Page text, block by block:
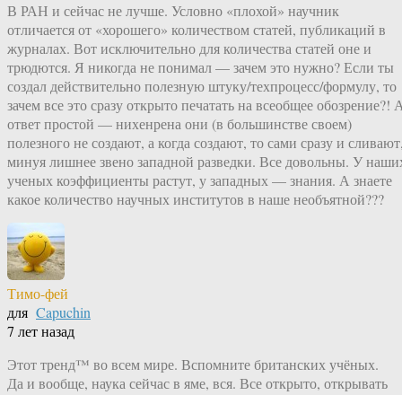
В РАН и сейчас не лучше. Условно «плохой» научник
отличается от «хорошего» количеством статей, публикаций в
журналах. Вот исключительно для количества статей оне и
трюдются. Я никогда не понимал — зачем это нужно? Если ты
создал действительно полезную штуку/техпроцесс/формулу, то
зачем все это сразу открыто печатать на всеобщее обозрение?!
ответ простой — нихенрена они (в большинстве своем)
полезного не создают, а когда создают, то сами сразу и
минуя лишнее звено западной разведки. Все довольны. У
ученых коэффициенты растут, у западных — знания. А знаете
какое количество научных институтов в наше необъятной???
Тимо-фей
для Capuchin
7 лет назад
Этот тренд™ во всем мире. Вспомните британских учёных.
Да и вообще, наука сейчас в яме, вся. Все открыто, открывать